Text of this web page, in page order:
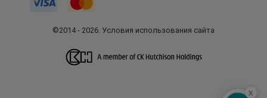
©2014 - 2026. Условия использования сайта
x